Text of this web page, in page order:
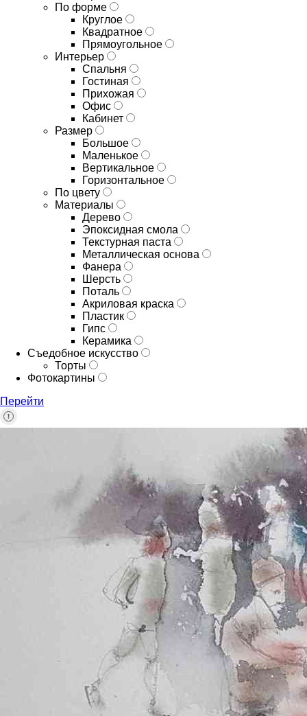
По форме
Круглое
Квадратное
Прямоугольное
Интерьер
Спальня
Гостиная
Прихожая
Офис
Кабинет
Размер
Большое
Маленькое
Вертикальное
Горизонтальное
По цвету
Материалы
Дерево
Эпоксидная смола
Текстурная паста
Металлическая основа
Фанера
Шерсть
Поталь
Акриловая краска
Пластик
Гипс
Керамика
Съедобное искусство
Торты
Фотокартины
Перейти